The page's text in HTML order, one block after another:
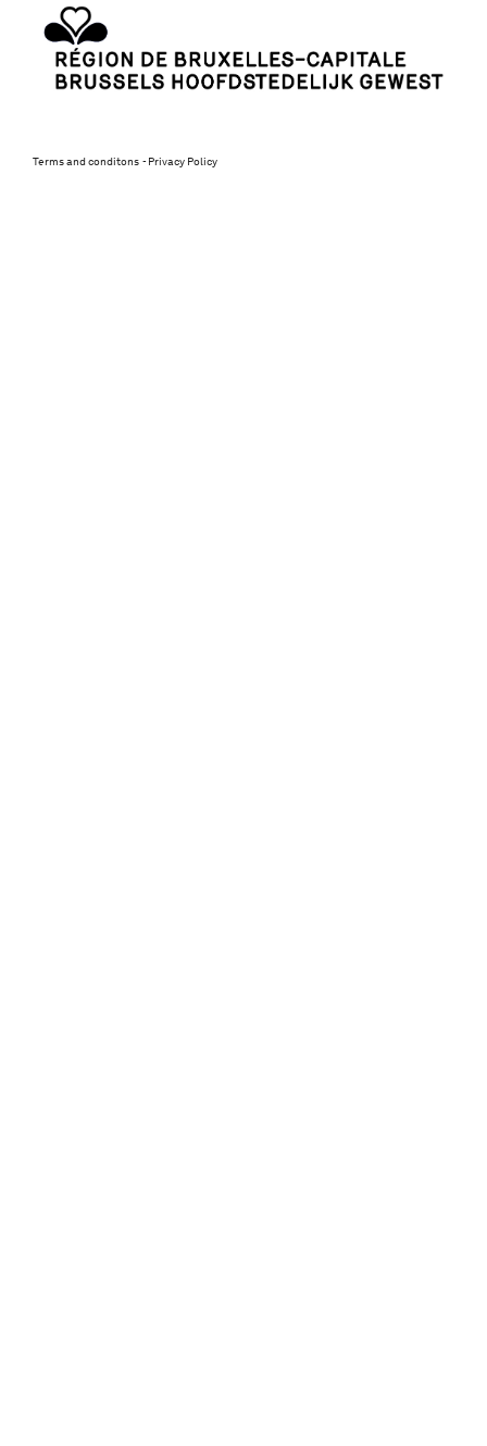
Terms and conditons Privacy Policy